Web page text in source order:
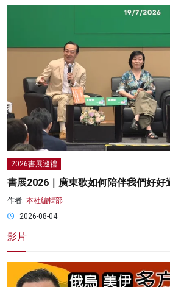
2026書展巡禮
書展2026｜廣東歌如何陪伴我們好好
作者: 本社編輯部
2026-08-04
影片